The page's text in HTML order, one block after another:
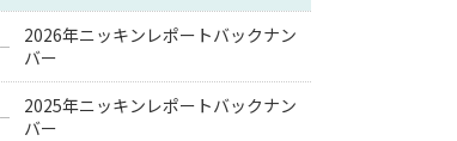
2026年ニッキンレポートバックナン
バー
2025年ニッキンレポートバックナン
バー